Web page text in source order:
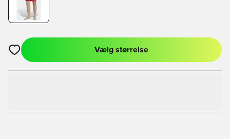
Åbner en Modal til at logge ind eller tilmelde dig som medlem
Vælg størrelse